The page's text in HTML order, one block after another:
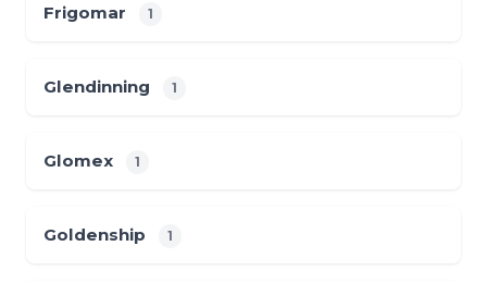
Frigomar 1
Glendinning 1
Glomex 1
Goldenship 1